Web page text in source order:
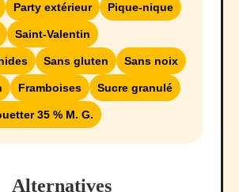
Party extérieur Pique-nique
Saint-Valentin
Sans gluten Sans noix
Framboises Sucre granulé
35 % M. G.
Alternatives